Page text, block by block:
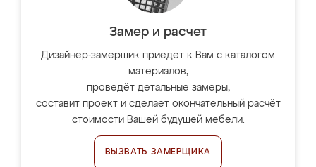
Замер и расчет
Дизайнер-замерщик приедет к Вам с каталогом
материалов,
проведёт детальные замеры,
составит проект и сделает окончательный расчёт
стоимости Вашей будущей мебели.
ВЫЗВАТЬ ЗАМЕРЩИКА